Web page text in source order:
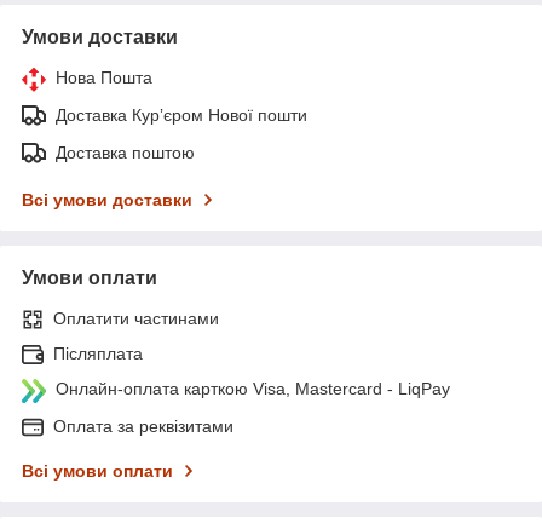
Умови доставки
Нова Пошта
Доставка Курʼєром Нової пошти
Доставка поштою
Всі умови доставки
Умови оплати
Оплатити частинами
Післяплата
Онлайн-оплата карткою Visa, Mastercard - LiqPay
Оплата за реквізитами
Всі умови оплати